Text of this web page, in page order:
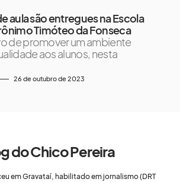
aula são entregues na Escola
Timóteo da Fonseca
de promover um ambiente
aos alunos, nesta
26 de outubro de 2023
do Chico Pereira
em Gravataí, habilitado em jornalismo (DRT